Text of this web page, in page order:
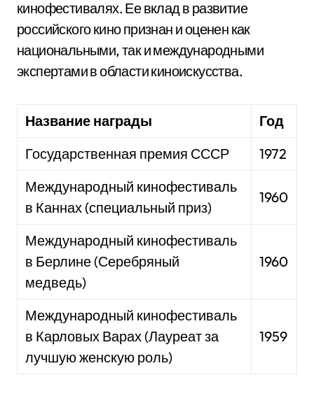
кинофестивалях. Ее вклад в развитие
российского кино признан и оценен как
национальными, так и международными
экспертами в области киноискусства.
Название награды
Год
Государственная премия СССР
1972
Международный кинофестиваль
в Каннах (специальный приз)
1960
Международный кинофестиваль
в Берлине (Серебряный
медведь)
1960
Международный кинофестиваль
в Карловых Варах (Лауреат за
лучшую женскую роль)
1959